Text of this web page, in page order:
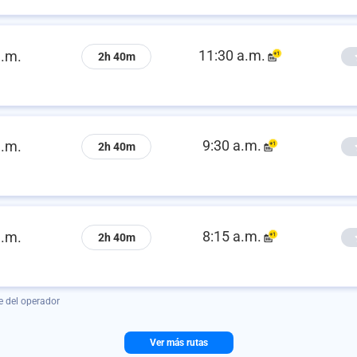
2h 40m 11:30 a.m.
2h 40m 9:30 a.m.
2h 40m 8:15 a.m.
del operador
Ver más rutas